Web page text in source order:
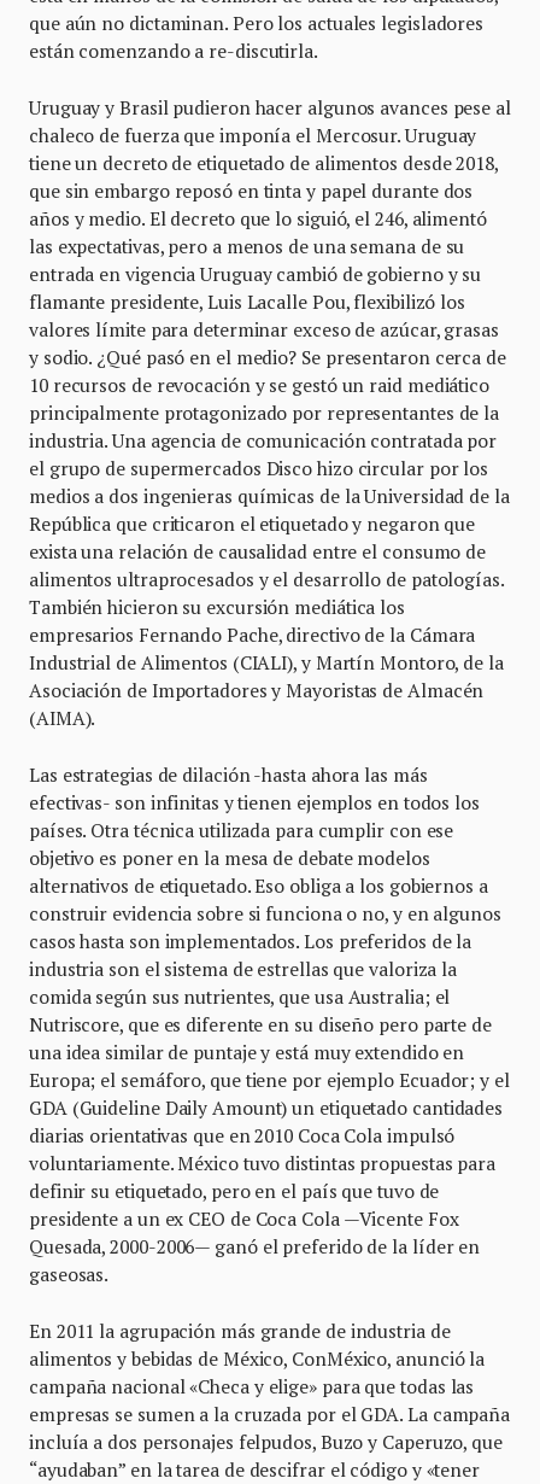
que aún no dictaminan. Pero los actuales legisladores
están comenzando a re-discutirla.
Uruguay y Brasil pudieron hacer algunos avances pese al
chaleco de fuerza que imponía el Mercosur. Uruguay
tiene un decreto de etiquetado de alimentos desde 2018,
que sin embargo reposó en tinta y papel durante dos
años y medio. El decreto que lo siguió, el 246, alimentó
las expectativas, pero a menos de una semana de su
entrada en vigencia Uruguay cambió de gobierno y su
flamante presidente, Luis Lacalle Pou, flexibilizó los
valores límite para determinar exceso de azúcar, grasas
y sodio. ¿Qué pasó en el medio? Se presentaron cerca de
10 recursos de revocación y se gestó un raid mediático
principalmente protagonizado por representantes de la
industria. Una agencia de comunicación contratada por
el grupo de supermercados Disco hizo circular por los
medios a dos ingenieras químicas de la Universidad de la
República que criticaron el etiquetado y negaron que
exista una relación de causalidad entre el consumo de
alimentos ultraprocesados y el desarrollo de patologías.
También hicieron su excursión mediática los
empresarios Fernando Pache, directivo de la Cámara
Industrial de Alimentos (CIALI), y Martín Montoro, de la
Asociación de Importadores y Mayoristas de Almacén
(AIMA).
Las estrategias de dilación -hasta ahora las más
efectivas- son infinitas y tienen ejemplos en todos los
países. Otra técnica utilizada para cumplir con ese
objetivo es poner en la mesa de debate modelos
alternativos de etiquetado. Eso obliga a los gobiernos a
construir evidencia sobre si funciona o no, y en algunos
casos hasta son implementados. Los preferidos de la
industria son el sistema de estrellas que valoriza la
comida según sus nutrientes, que usa Australia; el
Nutriscore, que es diferente en su diseño pero parte de
una idea similar de puntaje y está muy extendido en
Europa; el semáforo, que tiene por ejemplo Ecuador; y el
GDA (Guideline Daily Amount) un etiquetado cantidades
diarias orientativas que en 2010 Coca Cola impulsó
voluntariamente. México tuvo distintas propuestas para
definir su etiquetado, pero en el país que tuvo de
presidente a un ex CEO de Coca Cola —Vicente Fox
Quesada, 2000-2006— ganó el preferido de la líder en
gaseosas.
En 2011 la agrupación más grande de industria de
alimentos y bebidas de México, ConMéxico, anunció la
campaña nacional «Checa y elige» para que todas las
empresas se sumen a la cruzada por el GDA. La campaña
incluía a dos personajes felpudos, Buzo y Caperuzo, que
“ayudaban” en la tarea de descifrar el código y «tener